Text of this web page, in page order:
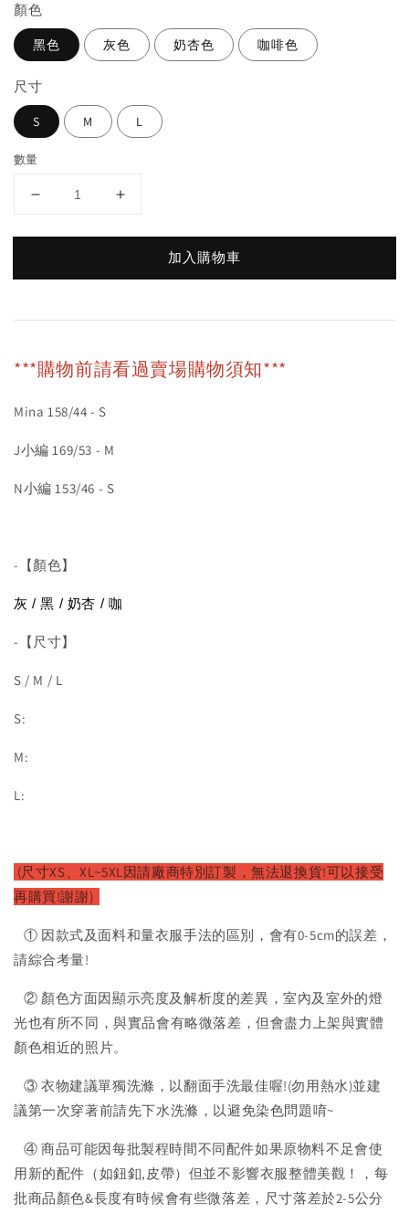
顏色
黑色 灰色 奶杏色 咖啡色
尺寸
S M L
數量
加入購物車
***購物前請看過賣場購物須知***
Mina 158/44 - S
J小編 169/53 - M
N小編 153/46 - S
-【顏色】
灰 / 黑 / 奶杏 / 咖
-【尺寸】
S / M / L
S:
M:
L:
(尺寸XS、XL~5XL因請廠商特別訂製，無法退換貨!可以接受
再購買!謝謝)
① 因款式及面料和量衣服手法的區別，會有0-5cm的誤差，
請綜合考量!
② 顏色方面因顯示亮度及解析度的差異，室內及室外的燈
光也有所不同，與實品會有略微落差，但會盡力上架與實體
顏色相近的照片。
③ 衣物建議單獨洗滌，以翻面手洗最佳喔!(勿用熱水)並建
議第一次穿著前請先下水洗滌，以避免染色問題唷~
④ 商品可能因每批製程時間不同配件如果原物料不足會使
用新的配件（如鈕釦,皮帶）但並不影響衣服整體美觀！，每
批商品顏色&長度有時候會有些微落差，尺寸落差於2-5公分